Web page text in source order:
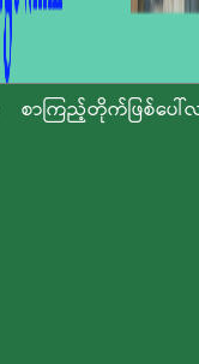
စာကြည့်တိုက်ဖြစ်ပေါ်